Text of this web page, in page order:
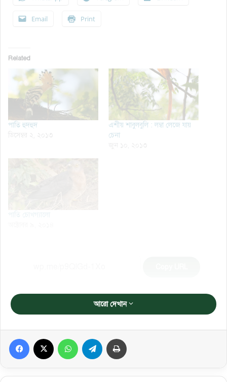
Email Print
Related
পাতি হুদহুদ
এশীয় শাবুলবুলি : লম্বা লেজে যায়
চেনা
আরো দেখান